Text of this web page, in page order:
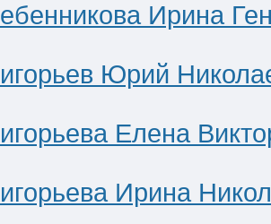
Ирина
Юрий
Елена
Ирина